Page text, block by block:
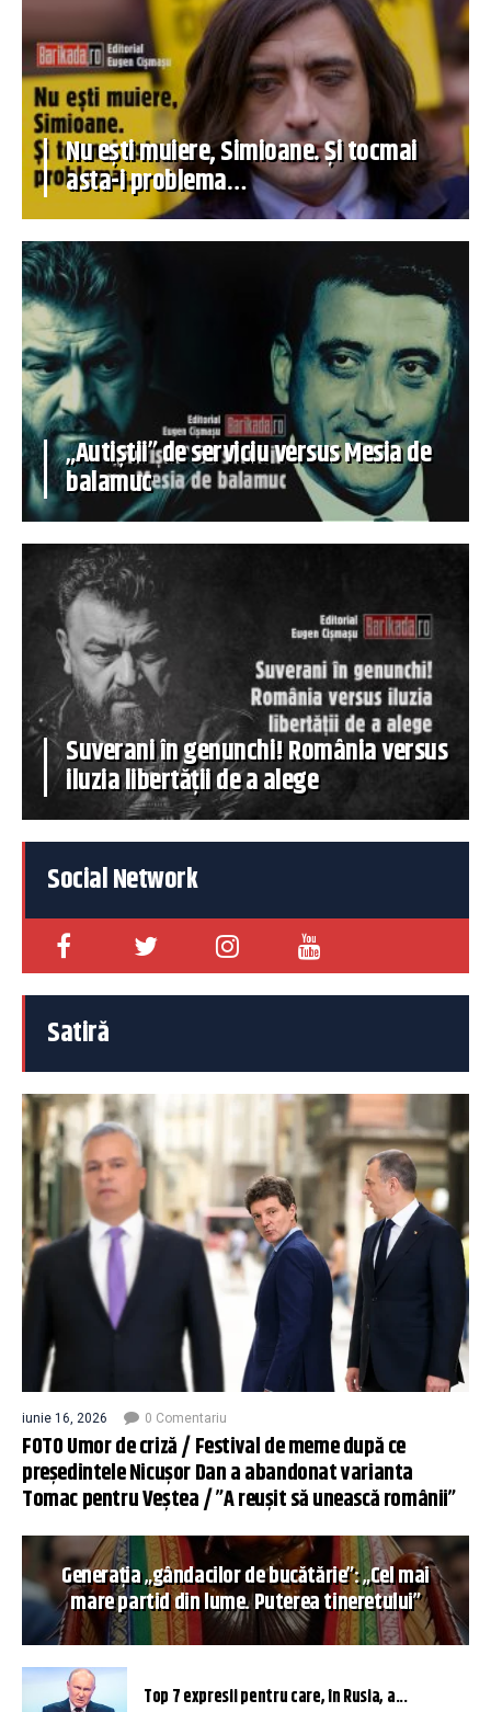
Nu ești muiere, Simioane. Și tocmai
asta-i problema…
„Autiștii” de serviciu versus Mesia de
balamuc
Suverani în genunchi! România versus
iluzia libertății de a alege
Social Network
Satiră
iunie 16, 2026 0 Comentariu
FOTO Umor de criză / Festival de meme după ce
președintele Nicușor Dan a abandonat varianta
Tomac pentru Veștea / ”A reușit să unească românii”
Generația „gândacilor de bucătărie”: „Cel mai
mare partid din lume. Puterea tineretului”
Top 7 expresii pentru care, în Rusia, a...